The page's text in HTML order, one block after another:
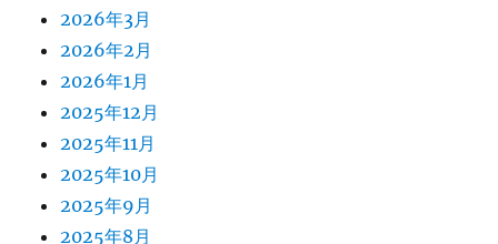
2026年3月
2026年2月
2026年1月
2025年12月
2025年11月
2025年10月
2025年9月
2025年8月